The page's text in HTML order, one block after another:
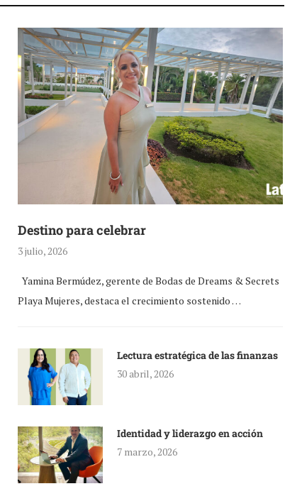
Destino para celebrar
3 julio, 2026
Yamina Bermúdez, gerente de Bodas de Dreams & Secrets
Playa Mujeres, destaca el crecimiento sostenido …
Lectura estratégica de las finanzas
30 abril, 2026
Identidad y liderazgo en acción
7 marzo, 2026